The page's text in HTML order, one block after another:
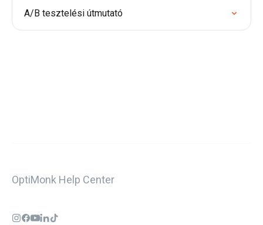
A/B tesztelési útmutató
OptiMonk Help Center